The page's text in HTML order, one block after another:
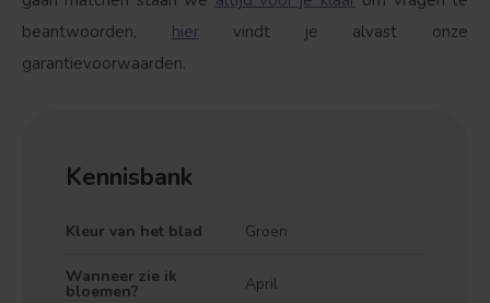
beantwoorden, hiervindt je alvast onze
garantievoorwaarden.
Kennisbank
Kleur van het blad Groen
Wanneer zie ik
bloemen? April